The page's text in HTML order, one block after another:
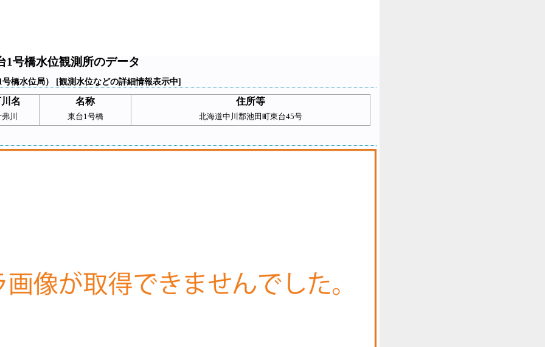
1号橋水位観測所のデータ
橋水位局） [観測水位などの詳細情報表示中]
名 名称 住所等
川 東台1号橋 北海道中川郡池田町東台45号